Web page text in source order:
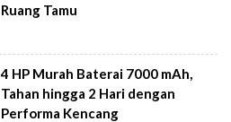
Ruang Tamu
4 HP Murah Baterai 7000 mAh,
Tahan hingga 2 Hari dengan
Performa Kencang